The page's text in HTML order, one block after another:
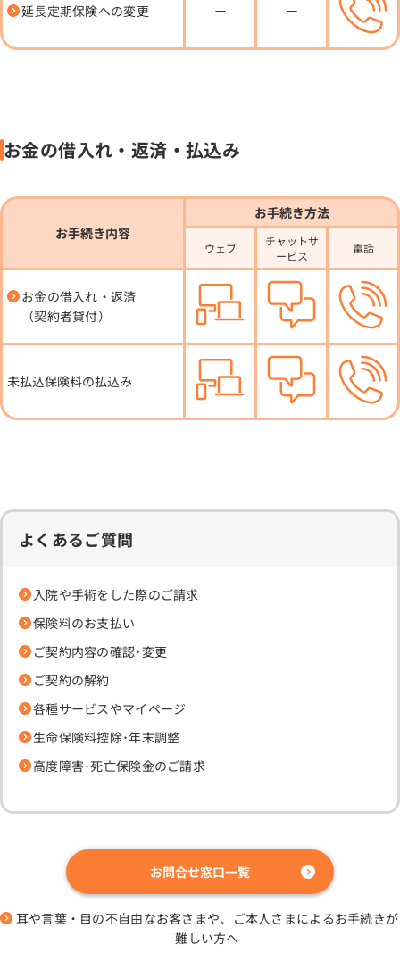
延長定期保険への変更 ー ー
お金の借入れ・返済・払込み
お手続き内容
お手続き方法
ウェブ
チャットサ
ービス
電話
お金の借入れ・返済
（契約者貸付）
未払込保険料の払込み
よくあるご質問
入院や手術をした際のご請求
保険料のお支払い
ご契約内容の確認･変更
ご契約の解約
各種サービスやマイページ
生命保険料控除･年末調整
高度障害･死亡保険金のご請求
お問合せ窓口一覧
耳や言葉・目の不自由なお客さまや、ご本人さまによるお手続きが
難しい方へ